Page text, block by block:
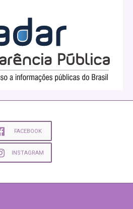
FACEBOOK
INSTAGRAM